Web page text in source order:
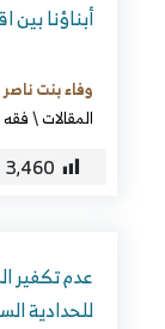
أبناؤنا
وفاء بنت
المقالات\فقه
3٬460
عدم تكفير
للحدادية